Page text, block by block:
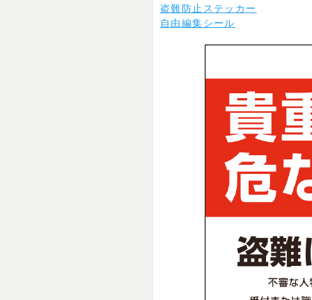
盗難防止ステッカー
自由編集シール